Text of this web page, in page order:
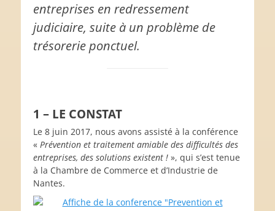
entreprises en redressement
judiciaire, suite à un problème de
trésorerie ponctuel.
1 – LE CONSTAT
Le 8 juin 2017, nous avons assisté à la conférence
« Prévention et traitement amiable des difficultés des
entreprises, des solutions existent ! », qui s’est tenue
à la Chambre de Commerce et d’Industrie de
Nantes.